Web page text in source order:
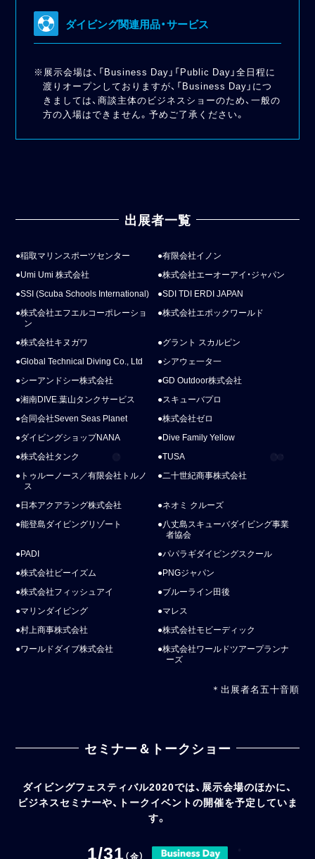
ダイビング関連用品・サービス
※展示会場は、「Business Day」「Public Day」全日程に
渡りオープンしておりますが、「Business Day」につ
きましては、商談主体のビジネスショーのため、一般の
方の入場はできません。予めご了承ください。
出展者一覧
稲取マリンスポーツセンター
有限会社イノン
Umi Umi 株式会社
株式会社エーオーアイ・ジャパン
SSI (Scuba Schools International)
SDI TDI ERDI JAPAN
株式会社エフエルコーポレーショ
ン
株式会社エポックワールド
株式会社キヌガワ
グラント スカルピン
Global Technical Diving Co., Ltd
シアウェ一タ一
シーアンドシー株式会社
GD Outdoor株式会社
湘南DIVE.葉山タンクサービス
スキューバプロ
合同会社Seven Seas Planet
株式会社ゼロ
ダイビングショップNANA
Dive Family Yellow
株式会社タンク
TUSA
トゥルーノース／有限会社トルノ
ス
二十世紀商事株式会社
日本アクアラング株式会社
ネオミ クルーズ
能登島ダイビングリゾート
八丈島スキューバダイビング事業
者協会
PADI
パパラギダイビングスクール
株式会社ビーイズム
PNGジャパン
株式会社フィッシュアイ
ブルーライン田後
マリンダイビング
マレス
村上商事株式会社
株式会社モビーディック
ワールドダイブ株式会社
株式会社ワールドツアープランナ
ーズ
＊出展者名五十音順
セミナー＆トークショー
ダイビングフェスティバル2020では、展示会場のほかに、
ビジネスセミナーや、トークイベントの開催を予定していま
す。
1/31（金）